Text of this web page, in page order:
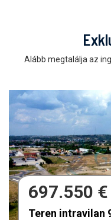
Alább megtalálja az
680.000 €
Afacere la cheie